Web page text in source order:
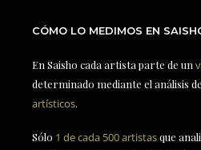
CÓMO LO MEDIMOS EN
En Saisho cada artista parte de un
determinado mediante el análisis
artísticos.
Sólo 1 de cada 500 artistasque